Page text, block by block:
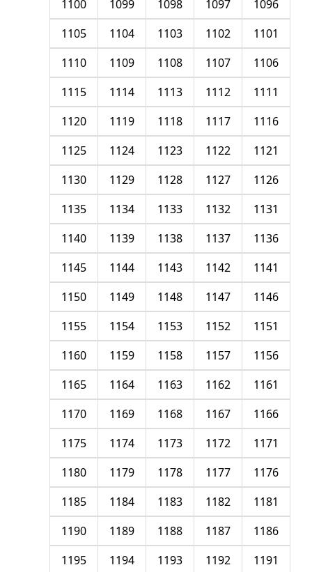
1096
1097
1098
1099
1100
1101
1102
1103
1104
1105
1106
1107
1108
1109
1110
1111
1112
1113
1114
1115
1116
1117
1118
1119
1120
1121
1122
1123
1124
1125
1126
1127
1128
1129
1130
1131
1132
1133
1134
1135
1136
1137
1138
1139
1140
1141
1142
1143
1144
1145
1146
1147
1148
1149
1150
1151
1152
1153
1154
1155
1156
1157
1158
1159
1160
1161
1162
1163
1164
1165
1166
1167
1168
1169
1170
1171
1172
1173
1174
1175
1176
1177
1178
1179
1180
1181
1182
1183
1184
1185
1186
1187
1188
1189
1190
1191
1192
1193
1194
1195